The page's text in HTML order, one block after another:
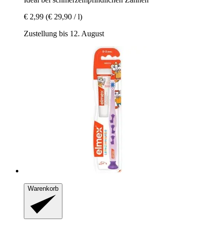
€ 2,99 (€ 29,90 / l)
Zustellung bis 12. August
Warenkorb